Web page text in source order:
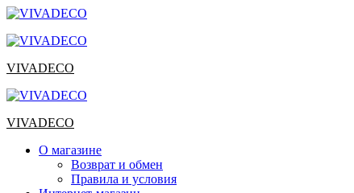
Перейти
содержимому
VIVADECO
VIVADECO
О магазине
Возврат и обмен
Правила и условия